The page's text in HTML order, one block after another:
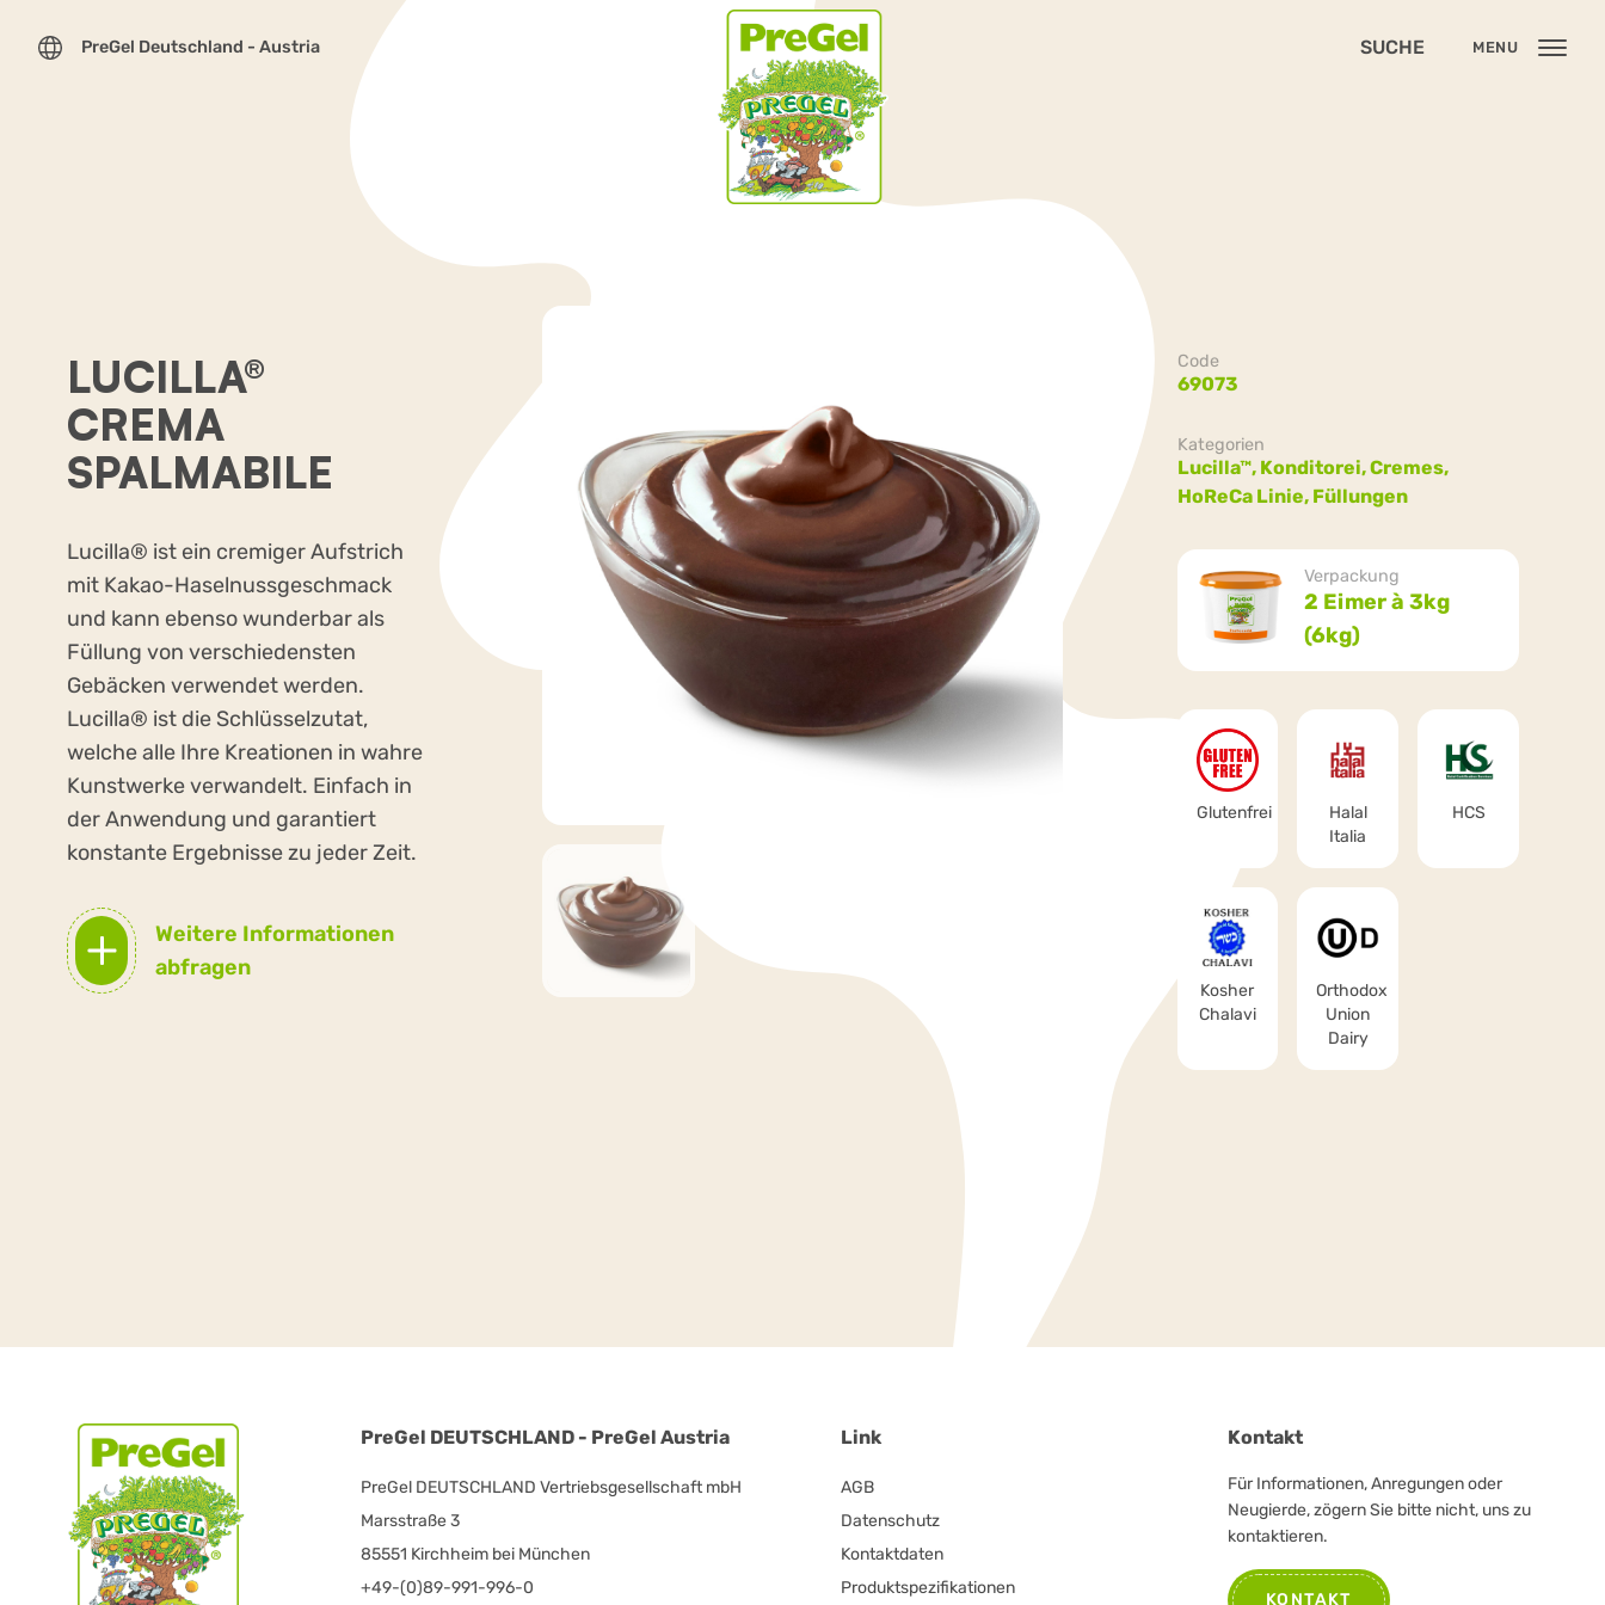
PreGel Deutschland - Austria SUCHE MENU
LUCILLA®
CREMA
SPALMABILE
Lucilla® ist ein cremiger Aufstrich
mit Kakao-Haselnussgeschmack
und kann ebenso wunderbar als
Füllung von verschiedensten
Gebäcken verwendet werden.
Lucilla® ist die Schlüsselzutat,
welche alle Ihre Kreationen in wahre
Kunstwerke verwandelt. Einfach in
der Anwendung und garantiert
konstante Ergebnisse zu jeder Zeit.
Weitere Informationen
abfragen
Code
69073
Kategorien
Lucilla™, Konditorei,Cremes,
HoReCa Linie, Füllungen
Verpackung
2 Eimer à 3kg
(6kg)
Glutenfrei
Halal
Italia
HCS
Kosher
Chalavi
Orthodox
Union
Dairy
PreGel DEUTSCHLAND - PreGel Austria
PreGel DEUTSCHLAND Vertriebsgesellschaft mbH
Marsstraße 3
85551 Kirchheim bei München
+49-(0)89-991-996-0
Link
AGB
Datenschutz
Kontaktdaten
Produktspezifikationen
Kontakt
Für Informationen, Anregungen oder
Neugierde, zögern Sie bitte nicht, uns zu
kontaktieren.
KONTAKT